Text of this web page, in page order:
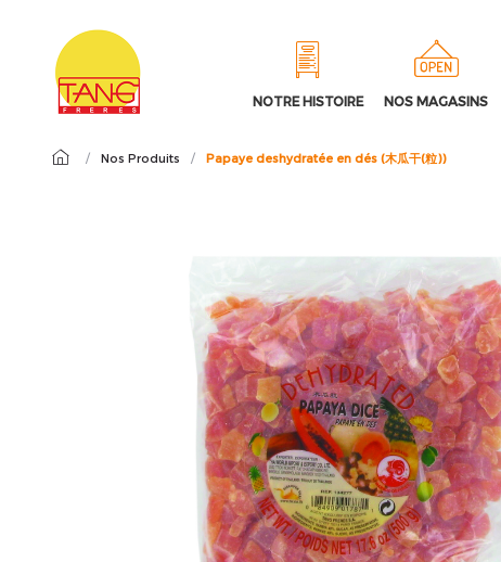
NOTRE HISTOIRE NOS MAGASINS
/ Nos Produits / Papaye deshydratée en dés (木瓜干(粒))